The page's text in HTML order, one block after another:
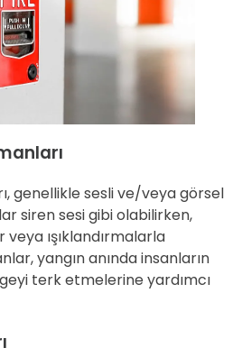
genellikle sesli ve/veya görsel
siren sesi gibi olabilirken,
ışıklandırmalarla
yangın anında insanların
terk etmelerine yardımcı